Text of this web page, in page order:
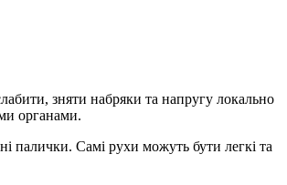
зняти набряки та напругу локально
органами.
палички. Самі рухи можуть бути легкі та